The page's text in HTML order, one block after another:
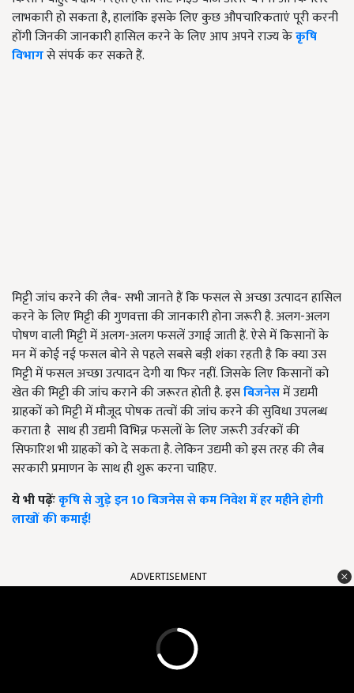
लाभकारी हो सकता है, हालांकि इसके लिए कुछ औपचारिकताएं पूरी करनी
होंगी जिनकी जानकारी हासिल करने के लिए आप अपने राज्य केकृषि
विभागसे संपर्क कर सकते हैं.
मिट्टी जांच करने की लैब- सभी जानते हैं कि फसल से अच्छा उत्पादन हासिल
करने के लिए मिट्टी की गुणवत्ता की जानकारी होना जरूरी है. अलग-अलग
पोषण वाली मिट्टी में अलग-अलग फसलें उगाई जाती हैं. ऐसे में किसानों के
मन में कोई नई फसल बोने से पहले सबसे बड़ी शंका रहती है कि क्या उस
मिट्टी में फसल अच्छा उत्पादन देगी या फिर नहीं. जिसके लिए किसानों को
खेत की मिट्टी की जांच कराने की जरूरत होती है. इसबिजनेसमें उद्यमी
ग्राहकों को मिट्टी में मौजूद पोषक तत्वों की जांच करने की सुविधा उपलब्ध
कराता है साथ ही उद्यमी विभिन्न फसलों के लिए जरूरी उर्वरकों की
सिफारिश भी ग्राहकों को दे सकता है. लेकिन उद्यमी को इस तरह की लैब
सरकारी प्रमाणन के साथ ही शुरू करना चाहिए.
ये भी पढ़ेंःकृषि से जुड़े इन 10 बिजनेस से कम निवेश में हर महीने होगी
लाखों की कमाई!
ADVERTISEMENT